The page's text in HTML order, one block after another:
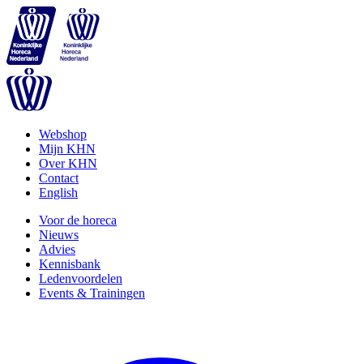
Webshop
Mijn KHN
Over KHN
Contact
English
Voor de horeca
Nieuws
Advies
Kennisbank
Ledenvoordelen
Events & Trainingen